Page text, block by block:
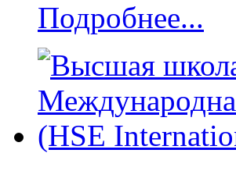
Подробнее...